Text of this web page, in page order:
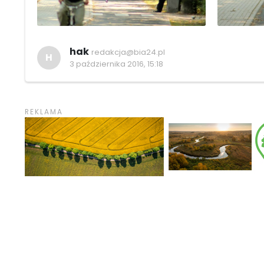
H hak redakcja@bia24.pl
3 października 2016, 15:18